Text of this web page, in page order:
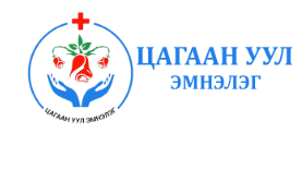
content